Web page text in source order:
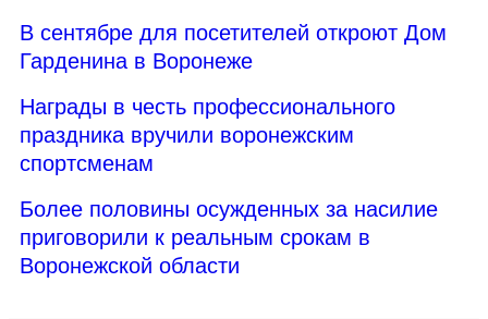
В сентябре для посетителей откроют Дом
Гарденина в Воронеже
Награды в честь профессионального
праздника вручили воронежским
спортсменам
Более половины осужденных за насилие
приговорили к реальным срокам в
Воронежской области